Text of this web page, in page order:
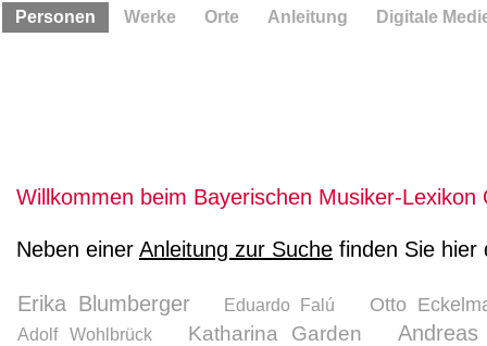
Willkommen beim Bayerischen Musiker-
Neben einer Anleitung zur Suche finden Sie hier
Erika Blumberger Eduardo Falú Otto
Adolf Wohlbrück Katharina Garden
Personen Werke Orte Anleitung Digitale